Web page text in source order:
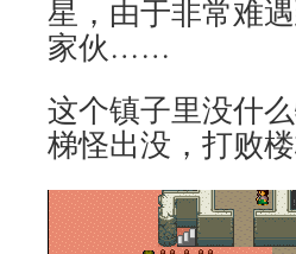
星，由于非常难
家伙……
这个镇子里没什
梯怪出没，打败